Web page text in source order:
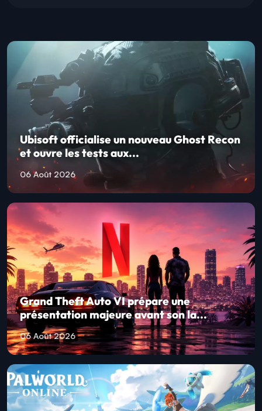
Ubisoft officialise un nouveau Ghost Recon
et ouvre les tests aux...
06 Août 2026
Grand Theft Auto VI prépare une
présentation majeure avant son la...
06 Août 2026